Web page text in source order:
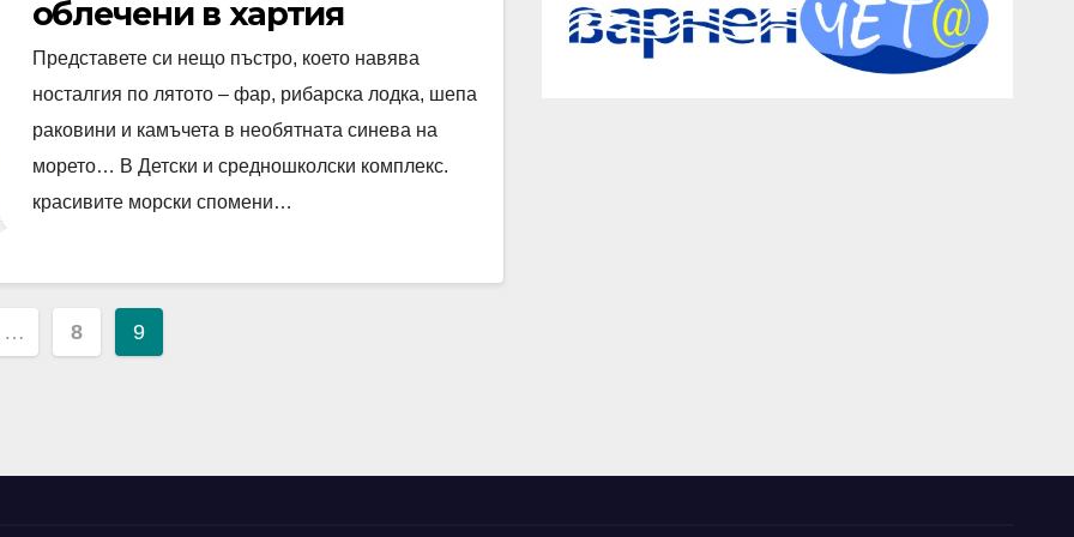
облечени в хартия
Представете си нещо пъстро, което навява
носталгия по лятото – фар, рибарска лодка, шепа
раковини и камъчета в необятната синева на
морето… В Детски и средношколски комплекс.
красивите морски спомени…
… 8 9